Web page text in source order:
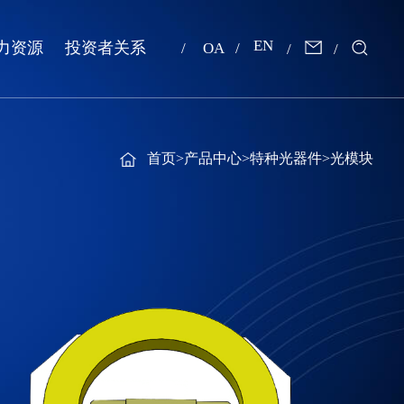
资源 投资者关系 OA EN
首页>产品中心>特种光器件>光模块